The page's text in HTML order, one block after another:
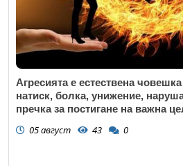
Агресията е естествена
натиск, болка, унижение,
пречка за постигане на важна
05 август 43 0